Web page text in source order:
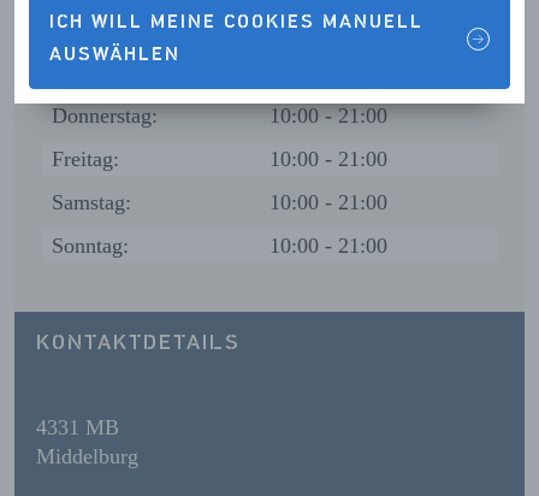
ICH WILL MEINE COOKIES MANUELL
AUSWÄHLEN
Dienstag:
Geschlossen
Donnerstag:
10:00 - 21:00
Freitag:
10:00 - 21:00
Samstag:
10:00 - 21:00
Sonntag:
10:00 - 21:00
KONTAKTDETAILS
4331 MB
Middelburg